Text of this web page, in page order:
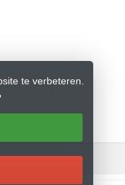
te verbeteren.